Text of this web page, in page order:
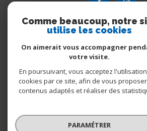
Adhérents
Comme beaucoup, notre
utilise les cookies
On aimerait vous accompagner
votre visite.
En poursuivant, vous acceptez
cookies par ce site, afin de vous
contenus adaptés et réaliser des
PARAMÉTRER